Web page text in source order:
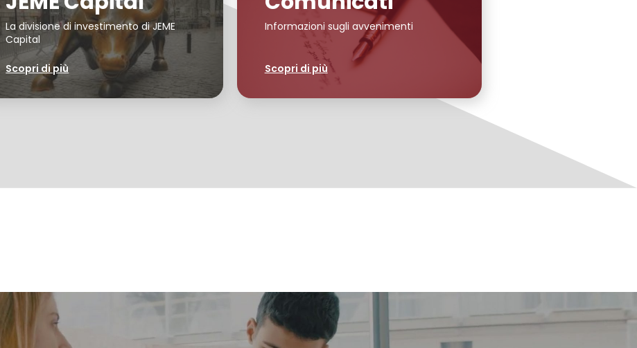
JOIN US
La divisione di investimento di JEME
Capital
Scopri di più
Informazioni sugli avvenimenti
Scopri di più